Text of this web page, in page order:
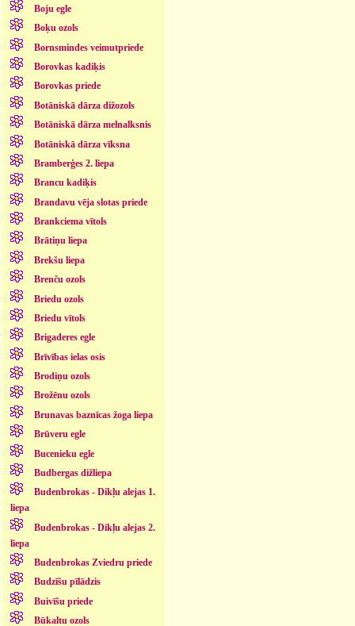
Boju egle
Boķu ozols
Bornsmindes veimutpriede
Borovkas kadiķis
Borovkas priede
Botāniskā dārza dižozols
Botāniskā dārza melnalksnis
Botāniskā dārza vīksna
Bramberģes 2. liepa
Brancu kadiķis
Brandavu vēja slotas priede
Brankciema vītols
Brātiņu liepa
Brekšu liepa
Brenču ozols
Briedu ozols
Briedu vītols
Brigaderes egle
Brīvības ielas osis
Brodiņu ozols
Brožēnu ozols
Brunavas baznīcas žoga liepa
Brūveru egle
Bucenieku egle
Budbergas dižliepa
Budenbrokas - Dikļu alejas 1.
liepa
Budenbrokas - Dikļu alejas 2.
liepa
Budenbrokas Zviedru priede
Budzīšu pīlādzis
Buivīšu priede
Būkaltu ozols